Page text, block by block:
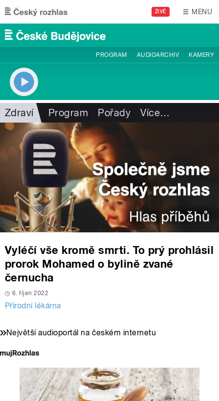
Přejít k hlavnímu obsahu
ŽIVĚ MENU
PROGRAM AUDIOARCHIV KAMERY
Zdraví Program Pořady Více…
Vyléčí vše kromě smrti. To prý prohlásil
prorok Mohamed o bylině zvané
černucha
6. říjen 2022
Přírodní lékárna
Největší audioportál na českém internetu